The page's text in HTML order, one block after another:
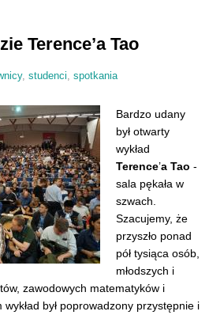
Terence’a Tao
, studenci spotkania
Bardzo udany
był otwarty
wykład
Terence’a Tao -
sala pękała w
szwach.
Szacujemy, że
przyszło ponad
pół tysiąca osób,
młodszych i
zawodowych matematyków i
był poprowadzony przystępnie i